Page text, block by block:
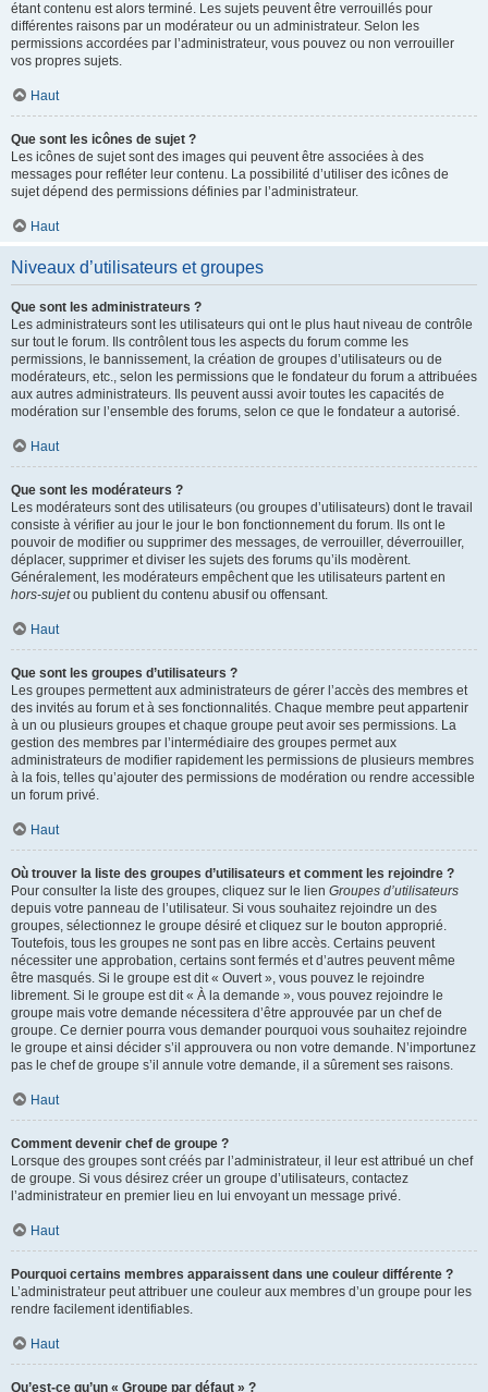
étant contenu est alors terminé. Les sujets peuvent être verrouillés pour
différentes raisons par un modérateur ou un administrateur. Selon les
permissions accordées par l’administrateur, vous pouvez ou non verrouiller
vos propres sujets.
Haut
Que sont les icônes de sujet ?
Les icônes de sujet sont des images qui peuvent être associées à des
messages pour refléter leur contenu. La possibilité d’utiliser des icônes de
sujet dépend des permissions définies par l’administrateur.
Haut
Niveaux d’utilisateurs et groupes
Que sont les administrateurs ?
Les administrateurs sont les utilisateurs qui ont le plus haut niveau de contrôle
sur tout le forum. Ils contrôlent tous les aspects du forum comme les
permissions, le bannissement, la création de groupes d’utilisateurs ou de
modérateurs, etc., selon les permissions que le fondateur du forum a attribuées
aux autres administrateurs. Ils peuvent aussi avoir toutes les capacités de
modération sur l’ensemble des forums, selon ce que le fondateur a autorisé.
Haut
Que sont les modérateurs ?
Les modérateurs sont des utilisateurs (ou groupes d’utilisateurs) dont le travail
consiste à vérifier au jour le jour le bon fonctionnement du forum. Ils ont le
pouvoir de modifier ou supprimer des messages, de verrouiller, déverrouiller,
déplacer, supprimer et diviser les sujets des forums qu’ils modèrent.
Généralement, les modérateurs empêchent que les utilisateurs partent en
hors-sujetou publient du contenu abusif ou offensant.
Haut
Que sont les groupes d’utilisateurs ?
Les groupes permettent aux administrateurs de gérer l’accès des membres et
des invités au forum et à ses fonctionnalités. Chaque membre peut appartenir
à un ou plusieurs groupes et chaque groupe peut avoir ses permissions. La
gestion des membres par l’intermédiaire des groupes permet aux
administrateurs de modifier rapidement les permissions de plusieurs membres
à la fois, telles qu’ajouter des permissions de modération ou rendre accessible
un forum privé.
Haut
Où trouver la liste des groupes d’utilisateurs et comment les rejoindre ?
Pour consulter la liste des groupes, cliquez sur le lien Groupes d’utilisateurs
depuis votre panneau de l’utilisateur. Si vous souhaitez rejoindre un des
groupes, sélectionnez le groupe désiré et cliquez sur le bouton approprié.
Toutefois, tous les groupes ne sont pas en libre accès. Certains peuvent
nécessiter une approbation, certains sont fermés et d’autres peuvent même
être masqués. Si le groupe est dit « Ouvert », vous pouvez le rejoindre
librement. Si le groupe est dit « À la demande », vous pouvez rejoindre le
groupe mais votre demande nécessitera d’être approuvée par un chef de
groupe. Ce dernier pourra vous demander pourquoi vous souhaitez rejoindre
le groupe et ainsi décider s’il approuvera ou non votre demande. N’importunez
pas le chef de groupe s’il annule votre demande, il a sûrement ses raisons.
Haut
Comment devenir chef de groupe ?
Lorsque des groupes sont créés par l’administrateur, il leur est attribué un chef
de groupe. Si vous désirez créer un groupe d’utilisateurs, contactez
l’administrateur en premier lieu en lui envoyant un message privé.
Haut
Pourquoi certains membres apparaissent dans une couleur différente ?
L’administrateur peut attribuer une couleur aux membres d’un groupe pour les
rendre facilement identifiables.
Haut
Qu’est-ce qu’un « Groupe par défaut » ?